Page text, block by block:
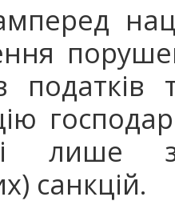
лише
санкцій.